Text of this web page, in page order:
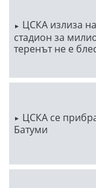
ЦСКА излиза на
стадион за
теренът не е
ЦСКА се
Батуми